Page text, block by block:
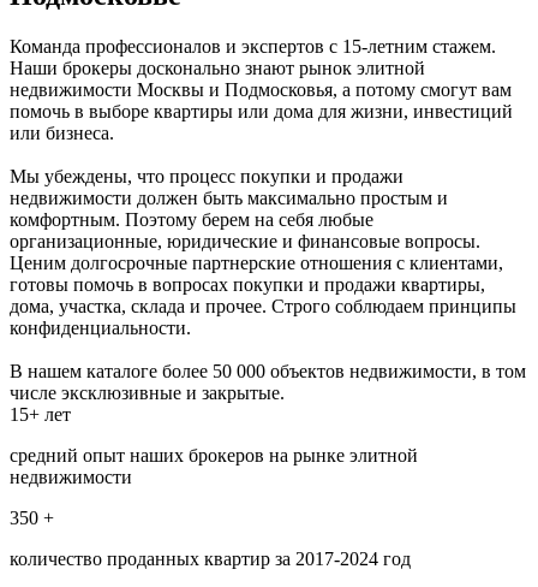
Команда профессионалов и экспертов с 15-летним стажем.
Наши брокеры досконально знают рынок элитной
недвижимости Москвы и Подмосковья, а потому смогут вам
помочь в выборе квартиры или дома для жизни, инвестиций
или бизнеса.
Мы убеждены, что процесс покупки и продажи
недвижимости должен быть максимально простым и
комфортным. Поэтому берем на себя любые
организационные, юридические и финансовые вопросы.
Ценим долгосрочные партнерские отношения с клиентами,
готовы помочь в вопросах покупки и продажи квартиры,
дома, участка, склада и прочее. Строго соблюдаем принципы
конфиденциальности.
В нашем каталоге более 50 000 объектов недвижимости, в том
числе эксклюзивные и закрытые.
15+ лет
средний опыт наших брокеров на рынке элитной
недвижимости
350 +
количество проданных квартир за 2017-2024 год